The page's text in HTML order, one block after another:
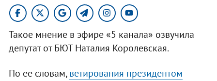
Такое мнение в эфире «5 канала» озвучила
депутат от БЮТ Наталия Королевская.
По ее словам,ветирования президентом